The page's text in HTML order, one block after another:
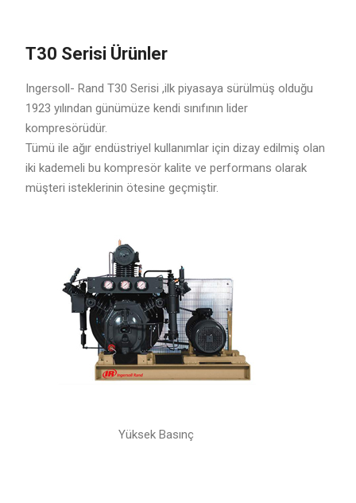
T30 Serisi Ürünler
Ingersoll- Rand T30 Serisi ,ilk piyasaya sürülmüş olduğu
1923 yılından günümüze kendi sınıfının lider
kompresörüdür.
Tümü ile ağır endüstriyel kullanımlar için dizay edilmiş olan
iki kademeli bu kompresör kalite ve performans olarak
müşteri isteklerinin ötesine geçmiştir.
Yüksek Basınç